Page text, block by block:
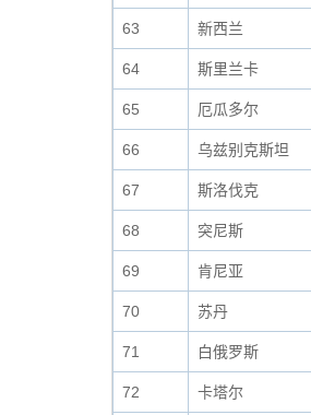
63 新西兰
64 斯里兰卡
65 厄瓜多尔
66 乌兹别克斯坦
67 斯洛伐克
68 突尼斯
69 肯尼亚
70 苏丹
71 白俄罗斯
72 卡塔尔